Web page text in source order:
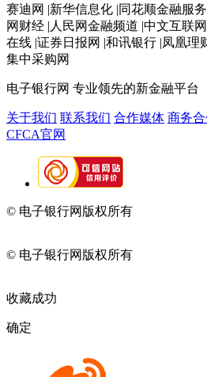
赛迪网 |新华信息化 |同花顺金融服
网财经 |人民网金融频道 |中文互联
在线 |证券日报网 |和讯银行 |凤凰理
集中采购网
电子银行网 专业领先的新金融平台
关于我们 联系我们 合作媒体 商务
CFCA官网
© 电子银行网版权所有
© 电子银行网版权所有
收藏成功
确定